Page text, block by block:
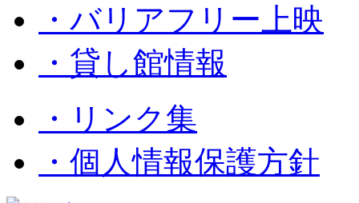
・バリアフリー上映
・貸し館情報
・リンク集
・個人情報保護方針